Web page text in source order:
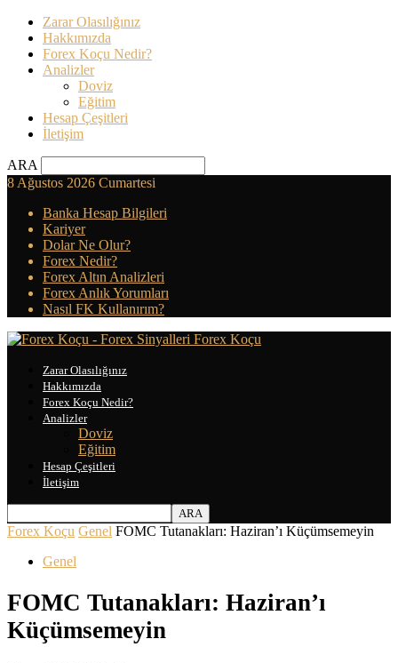
Zarar Olasılığınız
Hakkımızda
Forex Koçu Nedir?
Analizler
Doviz
Eğitim
Hesap Çeşitleri
İletişim
ARA
8 Ağustos 2026 Cumartesi
Banka Hesap Bilgileri
Kariyer
Dolar Ne Olur?
Forex Nedir?
Forex Altın Analizleri
Forex Anlık Yorumları
Nasıl FK Kullanırım?
Forex Koçu
Zarar Olasılığınız
Hakkımızda
Forex Koçu Nedir?
Analizler
Doviz
Eğitim
Hesap Çeşitleri
İletişim
Forex Koçu Genel FOMC Tutanakları: Haziran’ı Küçümsemeyin
Genel
FOMC Tutanakları: Haziran’ı
Küçümsemeyin